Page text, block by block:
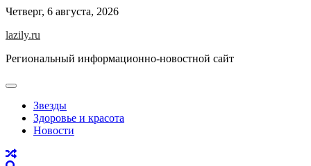
Skip
content
Четверг, 6 августа, 2026
lazily.ru
Региональный информационно-новостной сайт
Звезды
Здоровье и красота
Новости